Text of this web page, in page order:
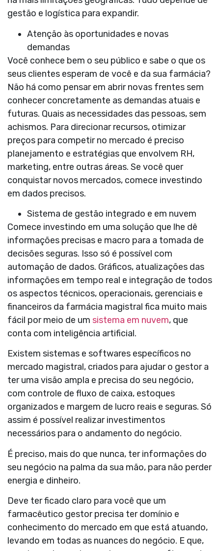
gestão e logística para expandir.
Atenção às oportunidades e novas
demandas
Você conhece bem o seu público e sabe o que os
seus clientes esperam de você e da sua farmácia?
Não há como pensar em abrir novas frentes sem
conhecer concretamente as demandas atuais e
futuras. Quais as necessidades das pessoas, sem
achismos. Para direcionar recursos, otimizar
preços para competir no mercado é preciso
planejamento e estratégias que envolvem RH,
marketing, entre outras áreas. Se você quer
conquistar novos mercados, comece investindo
em dados precisos.
Sistema de gestão integrado e em nuvem
Comece investindo em uma solução que lhe dê
informações precisas e macro para a tomada de
decisões seguras. Isso só é possível com
automação de dados. Gráficos, atualizações das
informações em tempo real e integração de todos
os aspectos técnicos, operacionais, gerenciais e
financeiros da farmácia magistral fica muito mais
fácil por meio de um sistema em nuvem, que
conta com inteligência artificial.
Existem sistemas e softwares específicos no
mercado magistral, criados para ajudar o gestor a
ter uma visão ampla e precisa do seu negócio,
com controle de fluxo de caixa, estoques
organizados e margem de lucro reais e seguras. Só
assim é possível realizar investimentos
necessários para o andamento do negócio.
É preciso, mais do que nunca, ter informações do
seu negócio na palma da sua mão, para não perder
energia e dinheiro.
Deve ter ficado claro para você que um
farmacêutico gestor precisa ter domínio e
conhecimento do mercado em que está atuando,
levando em todas as nuances do negócio. E que,